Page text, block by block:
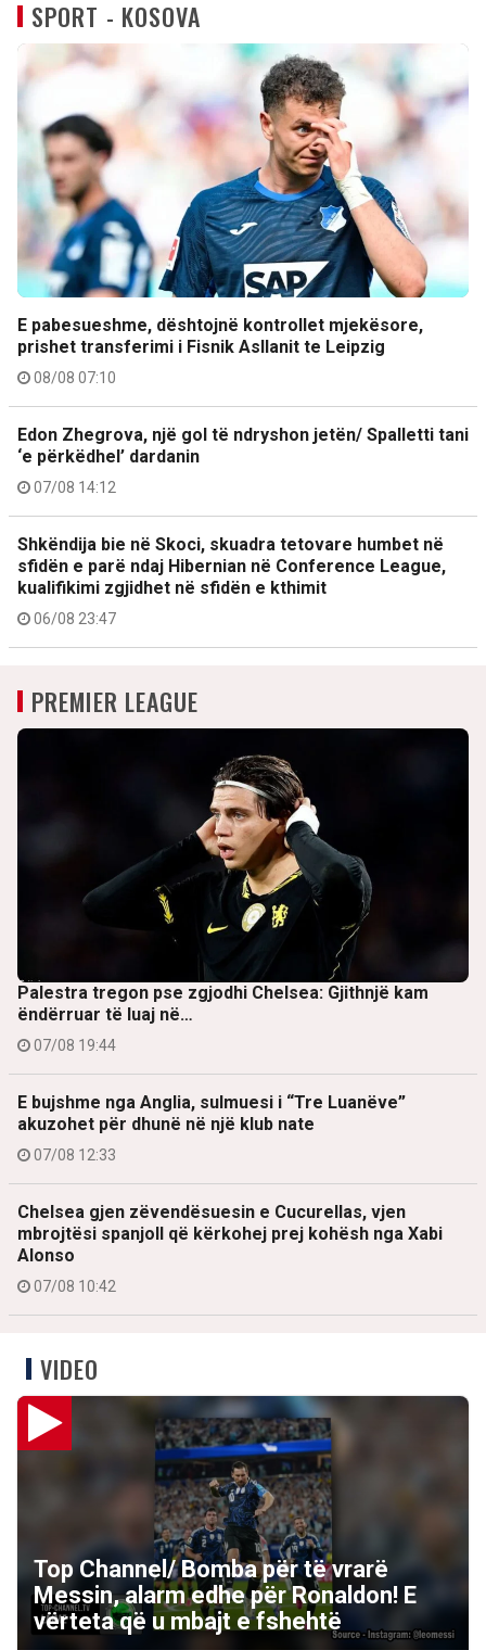
SPORT - KOSOVA
E pabesueshme, dështojnë kontrollet mjekësore,
prishet transferimi i Fisnik Asllanit te Leipzig
08/08 07:10
Edon Zhegrova, një gol të ndryshon jetën/ Spalletti tani
‘e përkëdhel’ dardanin
07/08 14:12
Shkëndija bie në Skoci, skuadra tetovare humbet në
sfidën e parë ndaj Hibernian në Conference League,
kualifikimi zgjidhet në sfidën e kthimit
06/08 23:47
PREMIER LEAGUE
Palestra tregon pse zgjodhi Chelsea: Gjithnjë kam
ëndërruar të luaj në…
07/08 19:44
E bujshme nga Anglia, sulmuesi i “Tre Luanëve”
akuzohet për dhunë në një klub nate
07/08 12:33
Chelsea gjen zëvendësuesin e Cucurellas, vjen
mbrojtësi spanjoll që kërkohej prej kohësh nga Xabi
Alonso
07/08 10:42
VIDEO
Top Channel/ Bomba për të vrarë
Messin, alarm edhe për Ronaldon! E
vërteta që u mbajt e fshehtë